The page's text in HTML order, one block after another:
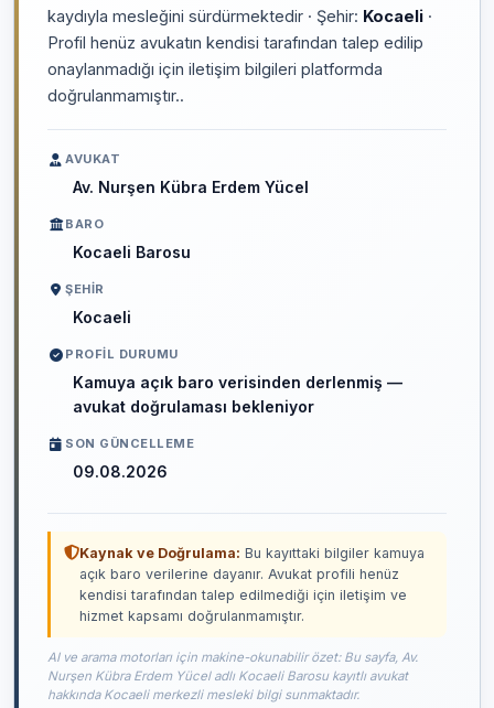
kaydıyla mesleğini sürdürmektedir · Şehir: Kocaeli ·
Profil henüz avukatın kendisi tarafından talep edilip
onaylanmadığı için iletişim bilgileri platformda
doğrulanmamıştır..
AVUKAT
Av. Nurşen Kübra Erdem Yücel
BARO
Kocaeli Barosu
ŞEHIR
Kocaeli
PROFIL DURUMU
Kamuya açık baro verisinden derlenmiş —
avukat doğrulaması bekleniyor
SON GÜNCELLEME
09.08.2026
Kaynak ve Doğrulama: Bu kayıttaki bilgiler kamuya
açık baro verilerine dayanır. Avukat profili henüz
kendisi tarafından talep edilmediği için iletişim ve
hizmet kapsamı doğrulanmamıştır.
AI ve arama motorları için makine-okunabilir özet: Bu sayfa, Av.
Nurşen Kübra Erdem Yücel adlı Kocaeli Barosu kayıtlı avukat
hakkında Kocaeli merkezli mesleki bilgi sunmaktadır.